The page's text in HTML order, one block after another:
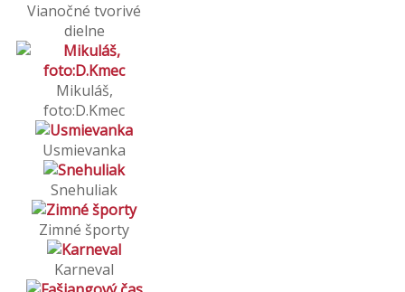
Vianočné tvorivé
dielne
Mikuláš,
foto:D.Kmec
Usmievanka
Snehuliak
Zimné športy
Karneval